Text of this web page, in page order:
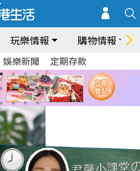
玩樂情報 購物情報
娛樂新聞 定期存款